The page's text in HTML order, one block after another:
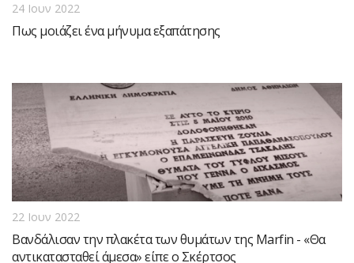
24 Ιουν 2022
Πως μοιάζει ένα μήνυμα εξαπάτησης
22 Ιουν 2022
Βανδάλισαν την πλακέτα των θυμάτων της Marfin - «Θα
αντικατασταθεί άμεσα» είπε ο Σκέρτσος